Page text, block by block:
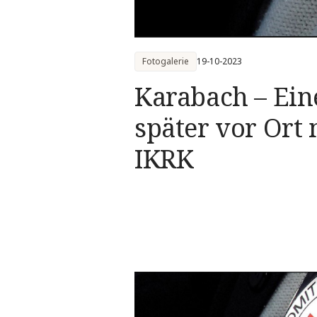
Karabach –
später vor Ort
IKRK
Fotogalerie 19-10-2023